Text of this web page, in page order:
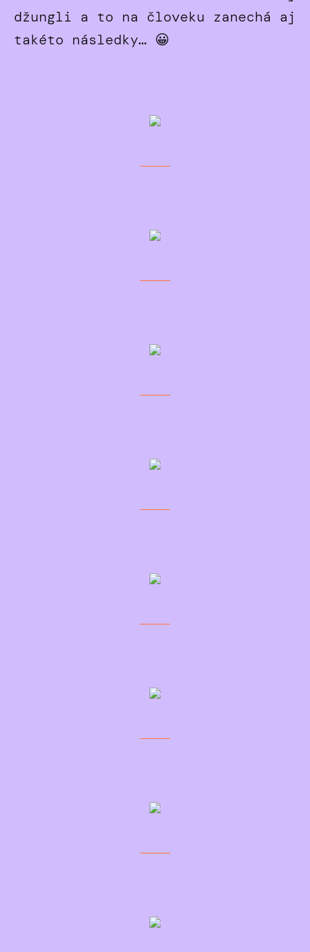
džungli a to na človeku zanechá aj
takéto následky… 😀